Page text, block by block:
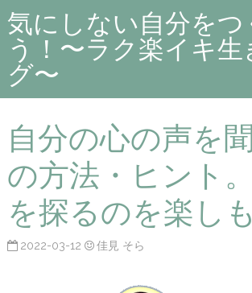
気にしない自分をつ
う！〜ラク楽イキ生
グ〜
自分の心の声を
の方法・ヒント
を探るのを楽し
2022-03-12 佳見 そら